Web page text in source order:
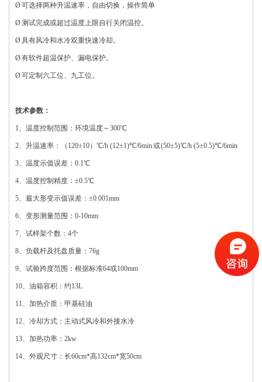
Ø 可选择两种升温速率，自由切换，操作简单
Ø 测试完成或超过温度上限自行关闭温控。
Ø 具有风冷和水冷双重快速冷却。
Ø 有软件超温保护、漏电保护。
Ø 可定制六工位、九工位。
技术参数：
1、温度控制范围：环境温度～300℃
2、升温速率：（120±10）℃/h (12±1)℃/6min 或 (50±5)℃/h (5±0.5)℃/6min
3、温度示值误差：0.1℃
4、温度控制精度：±0.5℃
5、最大形变示值误差：±0.001mm
6、变形测量范围：0-10mm
7、试样架个数：4个
8、负载杆及托盘质量：76g
9、试验跨度范围：根据标准64或100mm
10、油箱容积：约13L
11、加热介质：甲基硅油
12、冷却方式：主动式风冷和外接水冷
13、加热功率：2kw
14、外观尺寸：长60cm*高132cm*宽50cm